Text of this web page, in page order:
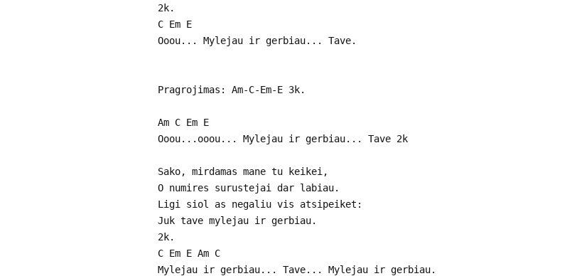
2k.
C Em E
Ooou... Mylejau ir gerbiau... Tave.
Pragrojimas: Am-C-Em-E 3k.
Am C Em E
Ooou...ooou... Mylejau ir gerbiau... Tave 2k
Sako, mirdamas mane tu keikei,
O numires surustejai dar labiau.
Ligi siol as negaliu vis atsipeiket:
Juk tave mylejau ir gerbiau.
2k.
C Em E Am C
Mylejau ir gerbiau... Tave... Mylejau ir gerbiau.